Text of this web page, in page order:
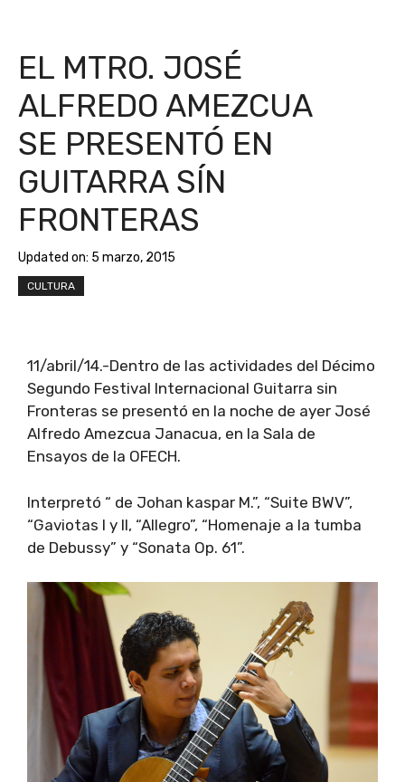
EL MTRO. JOSÉ
ALFREDO AMEZCUA
SE PRESENTÓ EN
GUITARRA SÍN
FRONTERAS
Updated on: 5 marzo, 2015
CULTURA
11/abril/14.-Dentro de las actividades del Décimo
Segundo Festival Internacional Guitarra sin
Fronteras se presentó en la noche de ayer José
Alfredo Amezcua Janacua, en la Sala de
Ensayos de la OFECH.
Interpretó “ de Johan kaspar M.”, “Suite BWV”,
“Gaviotas I y II, “Allegro”, “Homenaje a la tumba
de Debussy” y “Sonata Op. 61”.